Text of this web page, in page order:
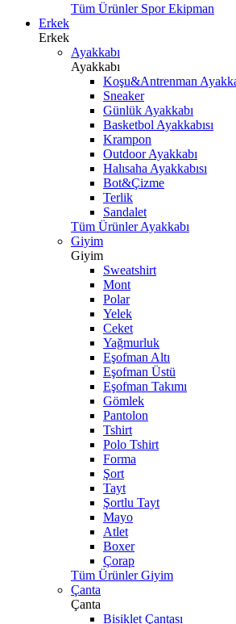
Tüm Ürünler Spor Ekipman
Erkek
Erkek
Ayakkabı
Ayakkabı
Koşu&Antrenman
Sneaker
Günlük Ayakkabı
Basketbol Ayakkabısı
Krampon
Outdoor Ayakkabı
Halısaha Ayakkabısı
Bot&Çizme
Terlik
Sandalet
Tüm Ürünler Ayakkabı
Giyim
Giyim
Sweatshirt
Mont
Polar
Yelek
Ceket
Yağmurluk
Eşofman Altı
Eşofman Üstü
Eşofman Takımı
Gömlek
Pantolon
Tshirt
Polo Tshirt
Forma
Şort
Tayt
Şortlu Tayt
Mayo
Atlet
Boxer
Çorap
Tüm Ürünler Giyim
Çanta
Çanta
Bisiklet Çantası